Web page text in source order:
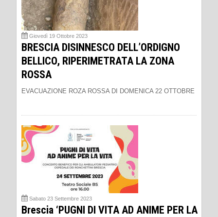
Giovedì 19 Ottobre 2023
BRESCIA DISINNESCO DELL’ORDIGNO
BELLICO, RIPERIMETRATA LA ZONA
ROSSA
EVACUAZIONE ROZA ROSSA DI DOMENICA 22 OTTOBRE
Sabato 23 Settembre 2023
Brescia ‘PUGNI DI VITA AD ANIME PER LA